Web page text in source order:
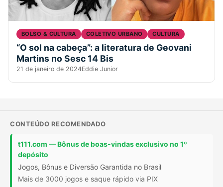
BOLSO & CULTURA COLETIVO URBANO CULTURA
“O sol na cabeça”: a literatura de Geovani
Martins no Sesc 14 Bis
21 de janeiro de 2024Eddie Junior
CONTEÚDO RECOMENDADO
t111.com — Bônus de boas-vindas exclusivo no 1º
depósito
Jogos, Bônus e Diversão Garantida no Brasil
Mais de 3000 jogos e saque rápido via PIX